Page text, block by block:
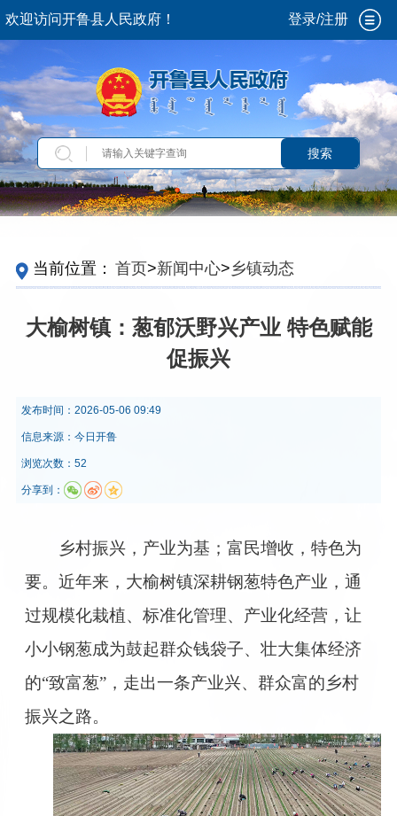
欢迎访问开鲁县人民政府！ 登录/注册
搜索
当前位置： 首页>新闻中心>乡镇动态
大榆树镇：葱郁沃野兴产业 特色赋能
促振兴
发布时间： 2026-05-06 09:49
信息来源： 今日开鲁
浏览次数：52
分享到：
乡村振兴，产业为基；富民增收，特色为
要。近年来，大榆树镇深耕钢葱特色产业，通
过规模化栽植、标准化管理、产业化经营，让
小小钢葱成为鼓起群众钱袋子、壮大集体经济
的“致富葱”，走出一条产业兴、群众富的乡村
振兴之路。